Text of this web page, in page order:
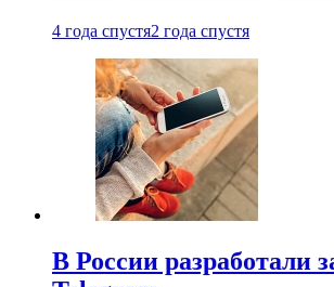
4 года спустя2 года спустя
В России разработали